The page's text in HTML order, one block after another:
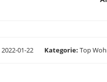
2022-01-22 Kategorie Top